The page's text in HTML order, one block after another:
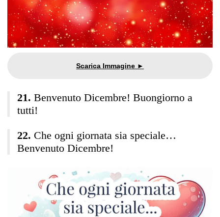
Benvenuto Dicembre! Buongiorno a
tutti!
Che ogni giornata sia speciale…
Benvenuto Dicembre!